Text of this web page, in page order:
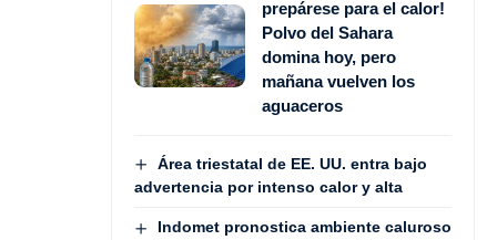
prepárese para el calor!
Polvo del Sahara
domina hoy, pero
mañana vuelven los
aguaceros
Área triestatal de EE. UU. entra bajo
advertencia por intenso calor y alta
Indomet pronostica ambiente caluroso